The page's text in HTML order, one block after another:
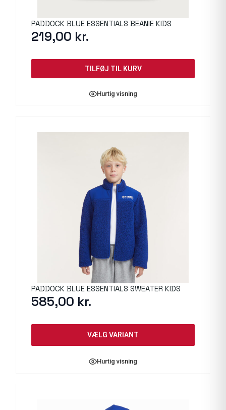
PADDOCK BLUE ESSENTIALS BEANIE KIDS
219,00 kr.
TILFØJ TIL KURV
Hurtig visning
PADDOCK BLUE ESSENTIALS SWEATER KIDS
585,00 kr.
VÆLG VARIANT
Hurtig visning